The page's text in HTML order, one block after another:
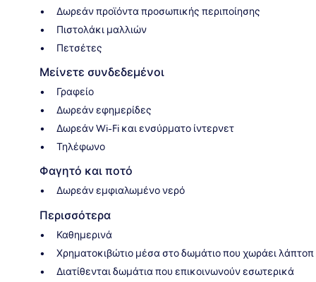
Δωρεάν προϊόντα προσωπικής περιποίησης
Πιστολάκι μαλλιών
Πετσέτες
Μείνετε συνδεδεμένοι
Γραφείο
Δωρεάν εφημερίδες
Δωρεάν Wi-Fi και ενσύρματο ίντερνετ
Τηλέφωνο
Φαγητό και ποτό
Δωρεάν εμφιαλωμένο νερό
Περισσότερα
Καθημερινά
Χρηματοκιβώτιο μέσα στο δωμάτιο που χωράει λάπτοπ
Διατίθενται δωμάτια που επικοινωνούν εσωτερικά